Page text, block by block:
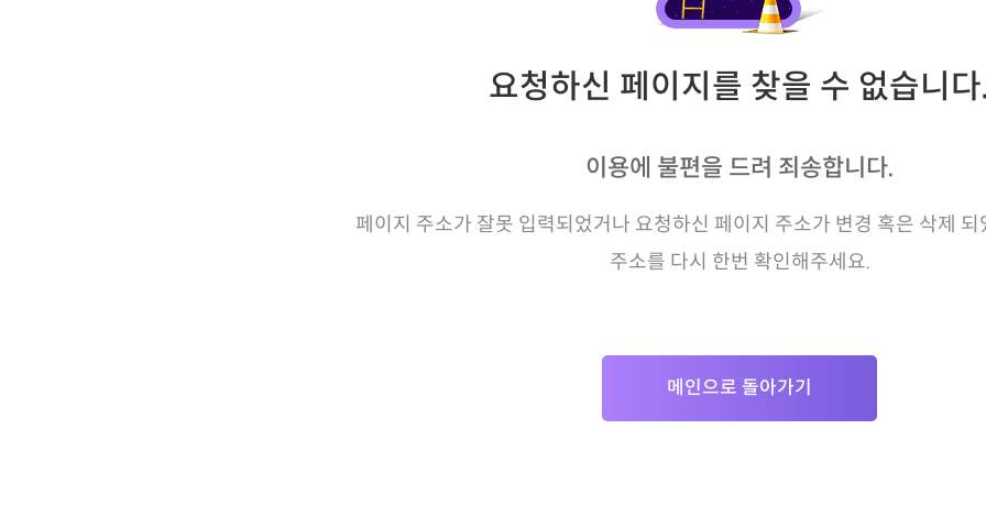
요청하신 페이지를 찾을 수 없습니다.
이용에 불편을 드려 죄송합니다.
페이지 주소가 잘못 입력되었거나 요청하신 페이지 주소가 변경 혹은 삭제 되
주소를 다시 한번 확인해주세요.
메인으로 돌아가기